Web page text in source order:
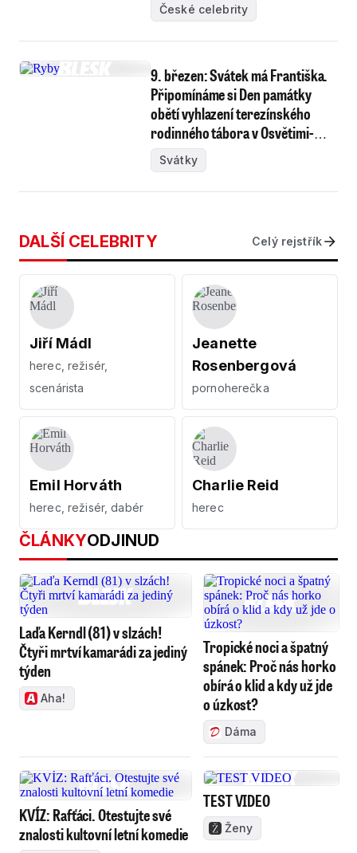
České celebrity
9. březen: Svátek má Františka.
Připomínáme si Den památky
obětí vyhlazení terezínského
rodinného tábora v Osvětimi-
Březince
Svátky
DALŠÍ CELEBRITY Celý rejstřík
Jiří Mádl
herec, režisér,
scenárista
Jeanette
Rosenbergová
pornoherečka
Emil Horváth
herec, režisér, dabér
Charlie Reid
herec
ČLÁNKYODJINUD
Laďa Kerndl (81) v slzách!
Čtyři mrtví kamarádi za jediný
týden
Aha!
Tropické noci a špatný
spánek: Proč nás horko
obírá o klid a kdy už jde
o úzkost?
Dáma
KVÍZ: Rafťáci. Otestujte své
znalosti kultovní letní komedie
TEST VIDEO
Ženy